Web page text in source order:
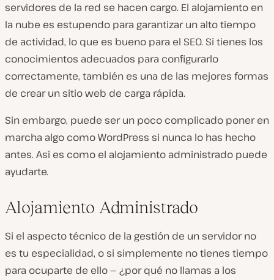
servidores de la red se hacen cargo. El alojamiento en
la nube es estupendo para garantizar un alto tiempo
de actividad, lo que es bueno para el SEO. Si tienes los
conocimientos adecuados para configurarlo
correctamente, también es una de las mejores formas
de crear un sitio web de carga rápida.
Sin embargo, puede ser un poco complicado poner en
marcha algo como WordPress si nunca lo has hecho
antes. Así es como el alojamiento administrado puede
ayudarte.
Alojamiento Administrado
Si el aspecto técnico de la gestión de un servidor no
es tu especialidad, o si simplemente no tienes tiempo
para ocuparte de ello — ¿por qué no llamas a los